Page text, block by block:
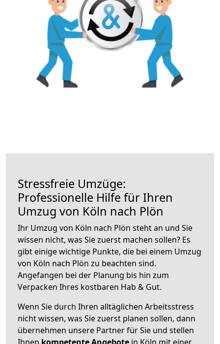
Stressfreie Umzüge:
Professionelle Hilfe für Ihren
Umzug von Köln nach Plön
Ihr Umzug von Köln nach Plön steht an und Sie
wissen nicht, was Sie zuerst machen sollen? Es
gibt einige wichtige Punkte, die bei einem Umzug
von Köln nach Plön zu beachten sind.
Angefangen bei der Planung bis hin zum
Verpacken Ihres kostbaren Hab & Gut.
Wenn Sie durch Ihren alltäglichen Arbeitsstress
nicht wissen, was Sie zuerst planen sollen, dann
übernehmen unsere Partner für Sie und stellen